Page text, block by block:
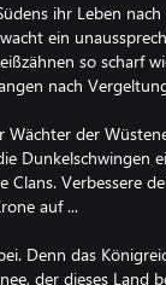
ihr Leben
ein
so scharf
nach
Wächter der
Dunkelschwingen
Clans. Verbessere
auf ...
Denn das
der dieses Land